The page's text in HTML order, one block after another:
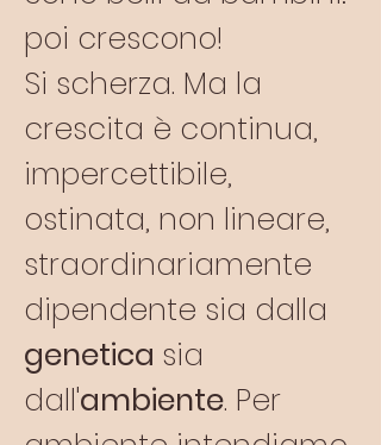
poi crescono!
Si scherza. Ma la
crescita è continua,
impercettibile,
ostinata, non lineare,
straordinariamente
dipendente sia dalla
genetica sia
dall'ambiente. Per